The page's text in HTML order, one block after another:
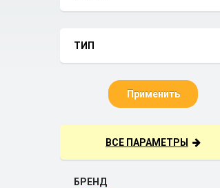
ТИП
Применить
ВСЕ ПАРАМЕТРЫ
БРЕНД